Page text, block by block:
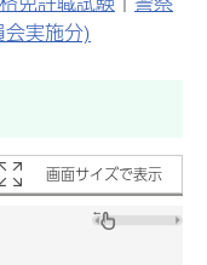
実施分)
画面サイズで表示